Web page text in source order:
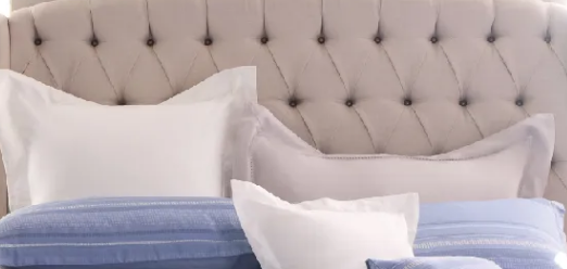
【浪漫風信子】100%長纖細棉.印花
雙人兩用被套
NT$5,000
【天長地久-皇家藍】100%天絲纖維.
素色雙人兩用被套
NT$5,280